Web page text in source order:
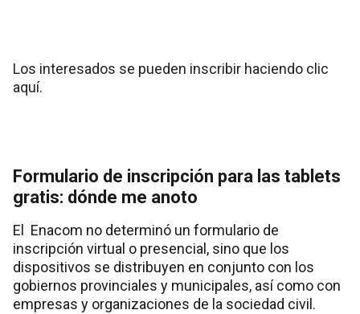
Los interesados se pueden inscribir haciendo clic
aquí.
Formulario de inscripción para las tablets
gratis: dónde me anoto
El Enacom no determinó un formulario de
inscripción virtual o presencial, sino que los
dispositivos se distribuyen en conjunto con los
gobiernos provinciales y municipales, así como con
empresas y organizaciones de la sociedad civil.